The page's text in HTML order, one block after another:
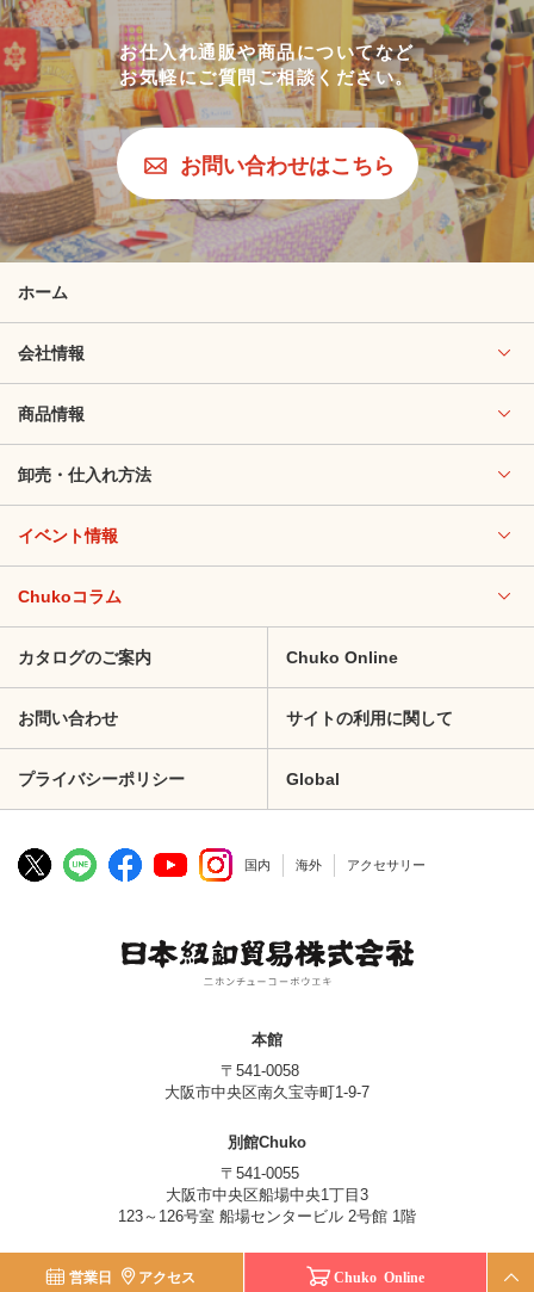
お仕入れ通販や商品についてなど
お気軽にご質問ご相談ください。
お問い合わせはこちら
ホーム
会社情報
商品情報
卸売・仕入れ方法
イベント情報
Chukoコラム
カタログのご案内 Chuko Online
お問い合わせ サイトの利用に関して
プライバシーポリシー Global
国内 海外 アクセサリー
本館
〒541-0058
大阪市中央区南久宝寺町1-9-7
別館Chuko
〒541-0055
大阪市中央区船場中央1丁目3
123～126号室 船場センタービル 2号館 1階
© Nippon Chuko Co., Ltd.
営業日 アクセス Chuko Online